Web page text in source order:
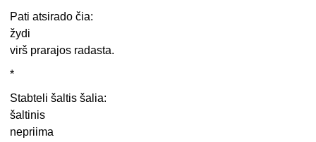
Pati atsirado čia:
žydi
virš prarajos radasta.
*
Stabteli šaltis šalia:
šaltinis
nepriima